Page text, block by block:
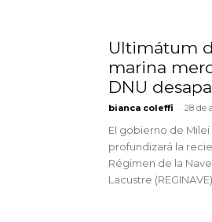
Ultimátum
marina
DNU
bianca coleffi - 28 de
El gobierno de
profundizará la
Régimen de la
Lacustre